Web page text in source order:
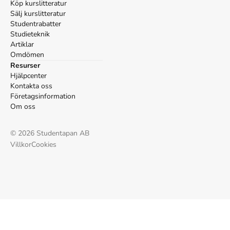
Vancouver
Blom G, Enger J, Englund G, Grandell J, Holst L.
Sannolikhetsteori och statistikteori med tillämpningar. 7:e
uppl. Studentlitteratur AB; 2017.
Köp kurslitteratur
Sälj kurslitteratur
Studentrabatter
Studieteknik
Artiklar
Omdömen
Resurser
Hjälpcenter
Kontakta oss
Företagsinformation
Om oss
© 2026 Studentapan AB
VillkorCookies